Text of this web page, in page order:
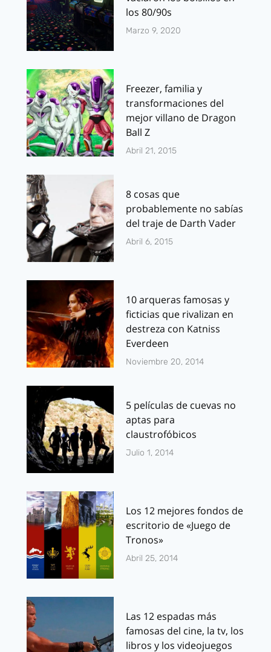
los 80/90s
Marzo 9, 2020
Freezer, familia y
transformaciones del
mejor villano de Dragon
Ball Z
Abril 21, 2015
8 cosas que
probablemente no sabías
del traje de Darth Vader
Abril 6, 2015
10 arqueras famosas y
ficticias que rivalizan en
destreza con Katniss
Everdeen
Noviembre 20, 2014
5 películas de cuevas no
aptas para
claustrofóbicos
Julio 1, 2014
Los 12 mejores fondos de
escritorio de «Juego de
Tronos»
Abril 25, 2014
Las 12 espadas más
famosas del cine, la tv, los
libros y los videojuegos